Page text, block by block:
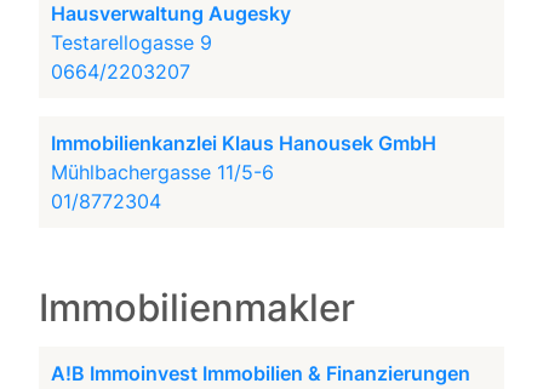
Hausverwaltung Augesky
Testarellogasse 9
0664/2203207
Immobilienkanzlei Klaus Hanousek GmbH
Mühlbachergasse 11/5-6
01/8772304
Immobilienmakler
A!B Immoinvest Immobilien & Finanzierungen